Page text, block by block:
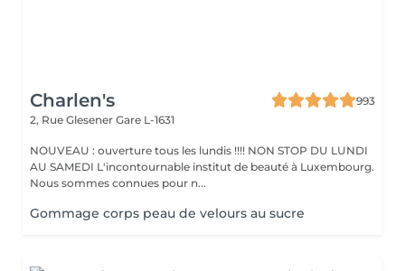
Charlen's
993
2, Rue Glesener Gare L-1631
NOUVEAU : ouverture tous les lundis !!!! NON STOP DU LUNDI
AU SAMEDI L'incontournable institut de beauté à Luxembourg.
Nous sommes connues pour n...
Gommage corps peau de velours au sucre